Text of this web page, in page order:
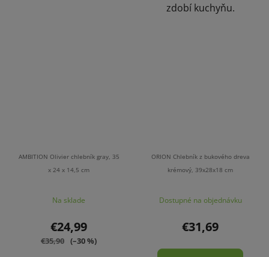
zdobí kuchyňu.
AMBITION Olivier chlebník gray, 35
x 24 x 14,5 cm
Na sklade
€24,99
€35,90 (–30 %)
ORION Chlebník z bukového dreva
krémový, 39x28x18 cm
Dostupné na objednávku
€31,69